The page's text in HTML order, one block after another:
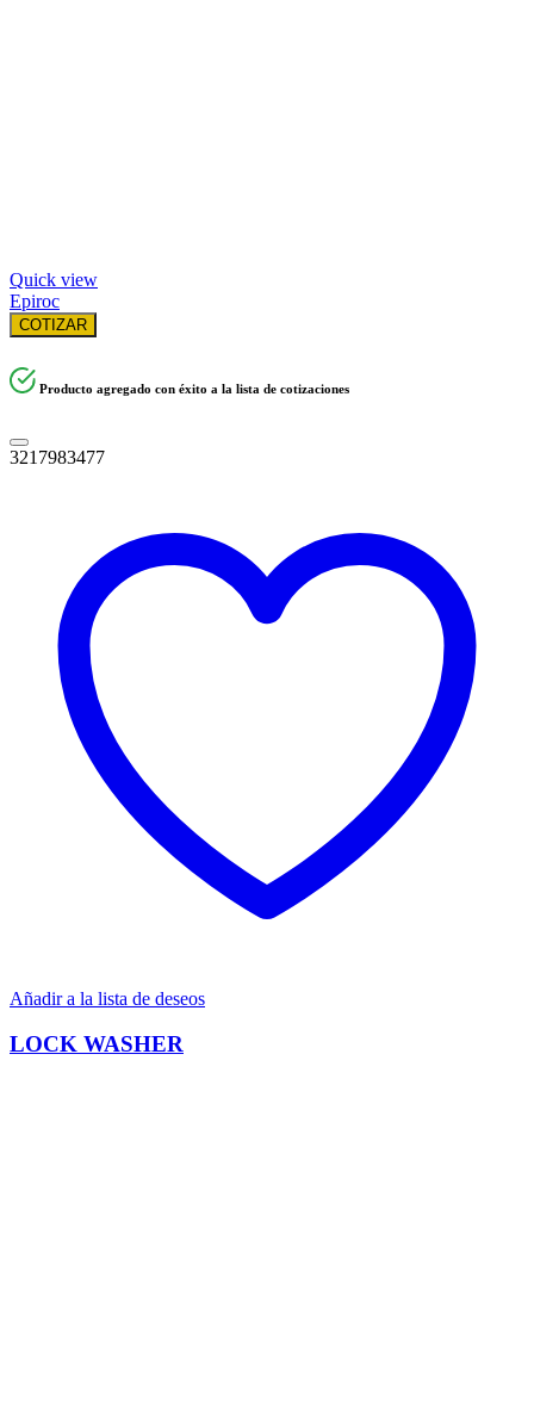
Quick view
Epiroc
COTIZAR
Producto agregado con éxito a la lista de cotizaciones
3217983477
Añadir a la lista de deseos
LOCK WASHER